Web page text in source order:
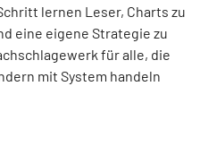
lernen Leser, Charts zu
eine eigene Strategie zu
für alle, die
mit System handeln